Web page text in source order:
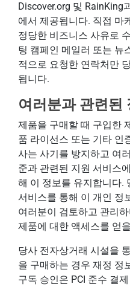
Discover.org 및 RainKing
에서 제공됩니다. 직접 마
정당한 비즈니스 사유로
팅 캠페인 메일러 또는 뉴
적으로 요청한 연락처만
됩니다.
여러분과 관련된
제품을 구매할 때 구입한
품 라이선스 또는 기타 인
사는 사기를 방지하고 여
준과 관련된 지원 서비스
해 이 정보를 유지합니다.
서비스를 통해 이 개인 정
여러분이 검토하고 관리
제품에 대한 액세스를 얻
당사 전자상거래 시설을
을 구매하는 경우 재정 정
구독 승인은 PCI 준수 결